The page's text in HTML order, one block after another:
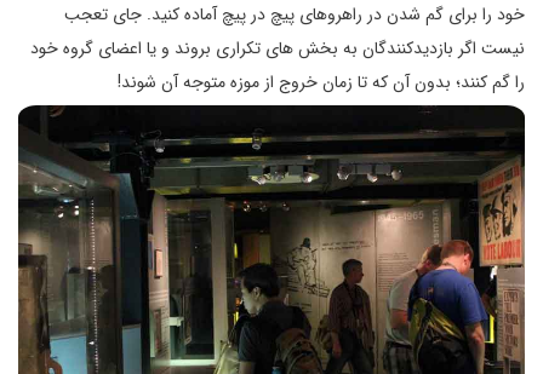
خود را برای گم شدن در راهروهای پیچ در پیچ آماده کنید. جای تعجب
نیست اگر بازدیدکنندگان به بخش های تکراری بروند و یا اعضای گروه خود
را گم کنند؛ بدون آن که تا زمان خروج از موزه متوجه آن شوند!